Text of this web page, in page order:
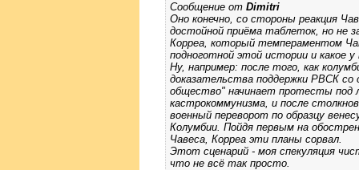
Сообщение от Dimitri
Оно конечно, со стороны реакция
достойной приёма таблеток, но не
Корреа, который темпераментом
подноготной этой истории и какое
Ну, например: после того, как
доказательства поддержки РВСК со
общество" начинает протесты под
кастрокоммунизма, и после
военный переворот по образцу
Колумбии. Пойдя первым на
Чавеса, Корреа эти планы сорвал.
Этот сценарий - моя спекуляция
что не всё так просто.